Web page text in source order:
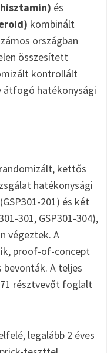
és
kombinált
országban
összesített
kontrollált
átfogó hatékonysági
kettős
hatékonysági
201) és két
301, GSP301-304),
végeztek. A
proof-of-concept
bevonták. A teljes
résztvevőt foglalt
legalább 2 éves